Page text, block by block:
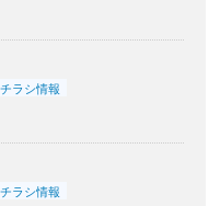
チラシ情報
チラシ情報